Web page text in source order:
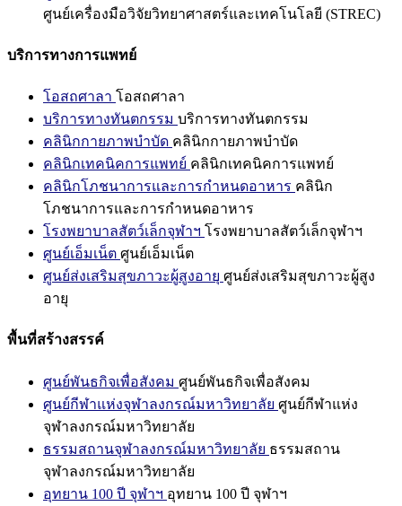
ศูนย์เครื่องมือวิจัยวิทยาศาสตร์และเทคโนโลยี (STREC)
บริการทางการแพทย์
โอสถศาลา โอสถศาลา
บริการทางทันตกรรม บริการทางทันตกรรม
คลินิกกายภาพบำบัด คลินิกกายภาพบำบัด
คลินิกเทคนิคการแพทย์ คลินิกเทคนิคการแพทย์
คลินิกโภชนาการและการกำหนดอาหาร คลินิก
โภชนาการและการกำหนดอาหาร
โรงพยาบาลสัตว์เล็กจุฬาฯ โรงพยาบาลสัตว์เล็กจุฬาฯ
ศูนย์เอ็มเน็ต ศูนย์เอ็มเน็ต
ศูนย์ส่งเสริมสุขภาวะผู้สูงอายุ ศูนย์ส่งเสริมสุขภาวะผู้สูง
อายุ
พื้นที่สร้างสรรค์
ศูนย์พันธกิจเพื่อสังคม ศูนย์พันธกิจเพื่อสังคม
ศูนย์กีฬาแห่งจุฬาลงกรณ์มหาวิทยาลัย ศูนย์กีฬาแห่ง
จุฬาลงกรณ์มหาวิทยาลัย
ธรรมสถานจุฬาลงกรณ์มหาวิทยาลัย ธรรมสถาน
จุฬาลงกรณ์มหาวิทยาลัย
อุทยาน 100 ปี จุฬาฯ อุทยาน 100 ปี จุฬาฯ